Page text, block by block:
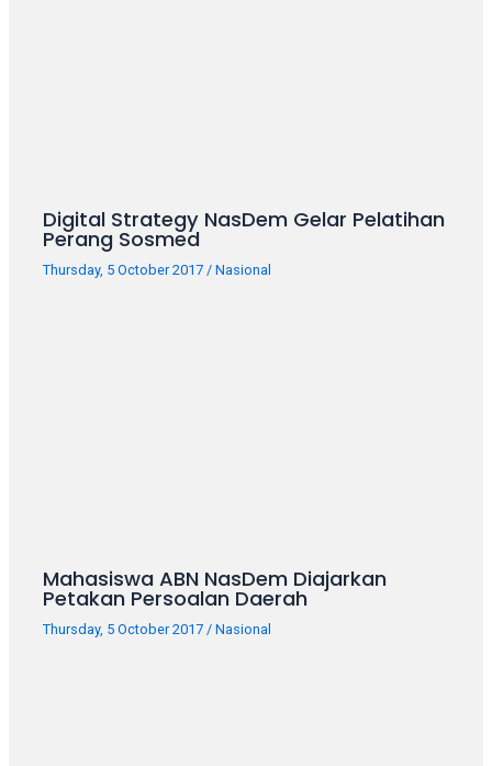
Watching
videos
Digital Strategy NasDem Gelar Pelatihan
Perang Sosmed
Thursday, 5 October 2017 /Nasional
Mahasiswa ABN NasDem Diajarkan
Petakan Persoalan Daerah
Thursday, 5 October 2017/Nasional